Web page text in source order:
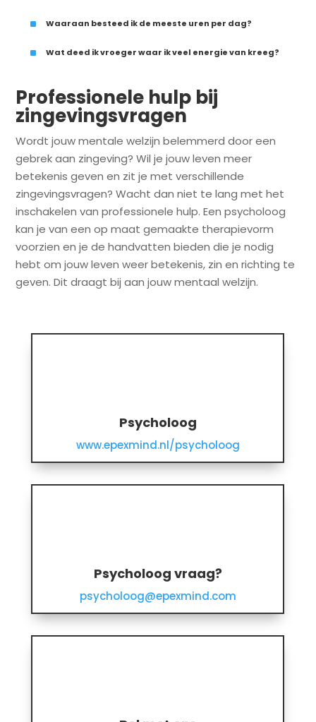
^ Waaraan besteed ik de meeste uren per dag?
^ Wat deed ik vroeger waar ik veel energie van kreeg?
Professionele hulp bij
zingevingsvragen
Wordt jouw mentale welzijn belemmerd door een
gebrek aan zingeving? Wil je jouw leven meer
betekenis geven en zit je met verschillende
zingevingsvragen? Wacht dan niet te lang met het
inschakelen van professionele hulp. Een psycholoog
kan je van een op maat gemaakte therapievorm
voorzien en je de handvatten bieden die je nodig
hebt om jouw leven weer betekenis, zin en richting te
geven. Dit draagt bij aan jouw mentaal welzijn.
Psycholoog
www.epexmind.nl/psycholoog
Psycholoog vraag?
psycholoog@epexmind.com